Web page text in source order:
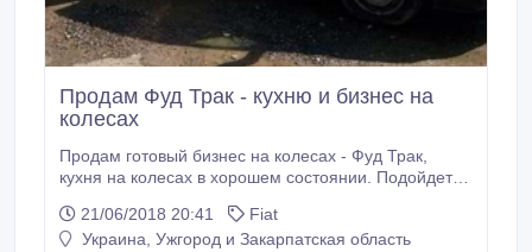
Продам Фуд Трак - кухню и бизнес на
колесах
Продам готовый бизнес на колесах - Фуд Трак,
кухня на колесах в хорошем состоянии. Подойдет
в рабочем состоянии, в комплекте: холодильник,
установка по розливу пива (на 3 крана), контактный
21/06/2018 20:41
Fiat
Украина, Ужгород и Закарпатская область